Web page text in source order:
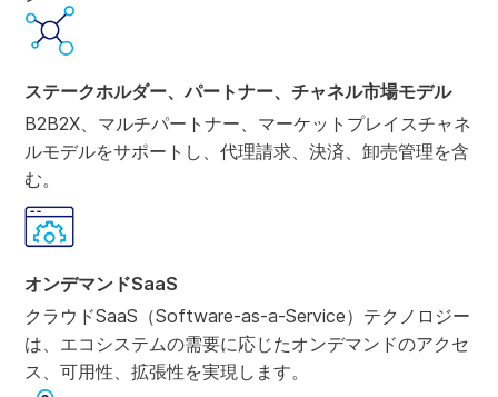
ステークホルダー、パートナー、チャネル市場モデル
B2B2X、マルチパートナー、マーケットプレイスチャネ
ルモデルをサポートし、代理請求、決済、卸売管理を含
む。
オンデマンドSaaS
クラウドSaaS（Software-as-a-Service）テクノロジー
は、エコシステムの需要に応じたオンデマンドのアクセ
ス、可用性、拡張性を実現します。